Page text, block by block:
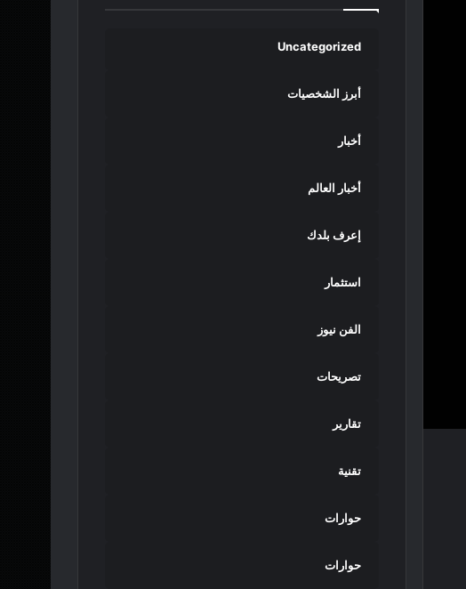
Uncategorized
أبرز الشخصيات
أخبار
أخبار العالم
إعرف بلدك
استثمار
الفن نيوز
تصريحات
تقارير
تقنية
حوارات
حوارات